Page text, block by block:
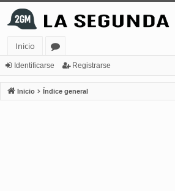
Inicio
or
os
Identificarse Registrarse
Inicio Índice general